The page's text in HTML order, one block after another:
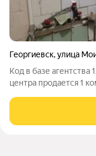
Георгиевск,улица
Код в базе агентства
центра продается 1
ремонт можно